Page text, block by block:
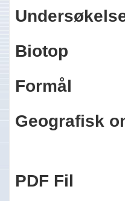
Biotop
Formål
Geografisk
PDF Fil